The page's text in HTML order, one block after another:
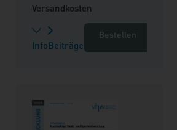
Versandkosten
InfoBeiträge
Bestellen